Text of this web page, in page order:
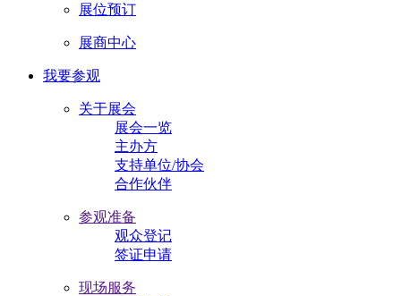
展位预订
展商中心
我要参观
关于展会
展会一览
主办方
支持单位/协会
合作伙伴
参观准备
观众登记
签证申请
现场服务